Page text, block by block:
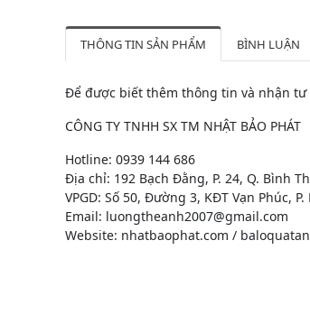
THÔNG TIN SẢN PHẨM BÌNH LUẬN
Để được biết thêm thông tin và nhận
CÔNG TY TNHH SX TM NHẬT BẢO PHÁT
Hotline: 0939 144 686
Địa chỉ: 192 Bạch Đằng, P. 24, Q. Bình
VPGD: Số 50, Đường 3, KĐT Vạn Phúc,
Email: luongtheanh2007@gmail.com
Website: nhatbaophat.com /